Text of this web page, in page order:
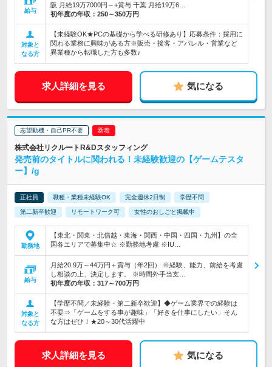
給与
阪 月給19万7000円～+賞与 千葉 月給19万6…
初年度の年収： 250～350万円
対象と
なる方
【未経験OK★PCの基礎から学べる研修あり】応募条件：採用に
関わる業務に興味がある方※販売・接客・アパレル・営業など
異業種から転職した方も多数♪
求人詳細を見る 気になる
志望動機・自己PR不要
株式会社リクルートR&Dスタッフィング
発売前のタイトルに関われる！未経験歓迎の【ゲームテスタ
ー】/g
正社員 職種・業種未経験OK 完全週休2日制 学歴不問
第二新卒歓迎 リモートワーク可 女性のおしごと掲載中
勤務地
【東北・関東・北信越・東海・関西・中国・四国・九州】の全
国各エリアで募集中☆ ※勤務地考慮 ※IU…
給与
月給20.9万～44万円＋賞与（年2回） ※経験、能力、前給を考慮
し相談の上、決定します。 ※時間外手当支…
初年度の年収： 317～700万円
対象と
なる方
【学歴不問／未経験・第二新卒歓迎】◆ゲーム業界での経験は
不要⇒「ゲームをする事が趣味」「好きを仕事にしたい」そん
な方はぜひ！★20～30代活躍中
求人詳細を見る 気になる